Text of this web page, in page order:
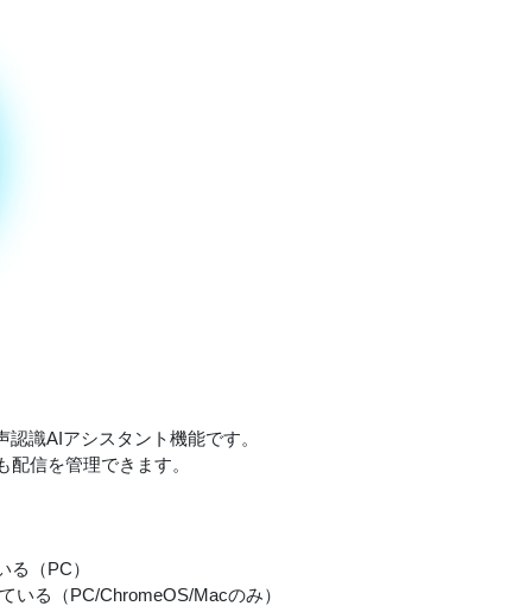
識AIアシスタント機能です。
信を管理できます。
（PC）
いる（PC/ChromeOS/Macのみ）